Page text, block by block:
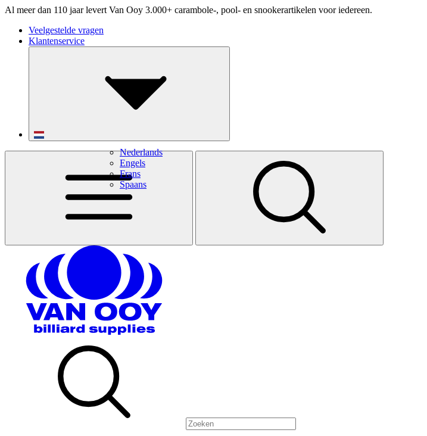
Al meer dan 110 jaar levert Van Ooy 3.000+ carambole-, pool- en snookerartikelen voor iedereen.
Veelgestelde vragen
Klantenservice
Nederlands
Engels
Frans
Spaans